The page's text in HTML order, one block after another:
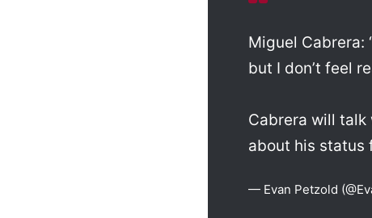
Miguel Cabrera:
but I don’t feel
Cabrera will talk
about his status
— Evan Petzold